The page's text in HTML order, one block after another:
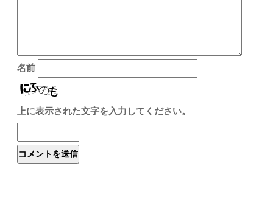
名前
上に表示された文字を入力してください。